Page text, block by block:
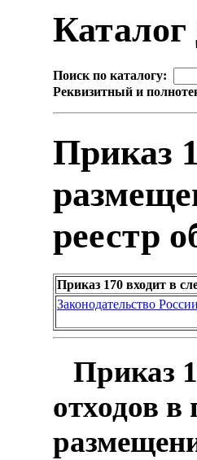
Каталог
Поиск по каталогу:
Реквизитный и
Приказ
реестр
Приказ 170 входит в
Законодательство России
Приказ
отходов в